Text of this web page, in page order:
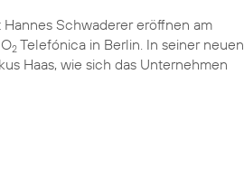
Schwaderer eröffnen am
2 Telefónica in Berlin. In seiner neuen
Haas, wie sich das Unternehmen